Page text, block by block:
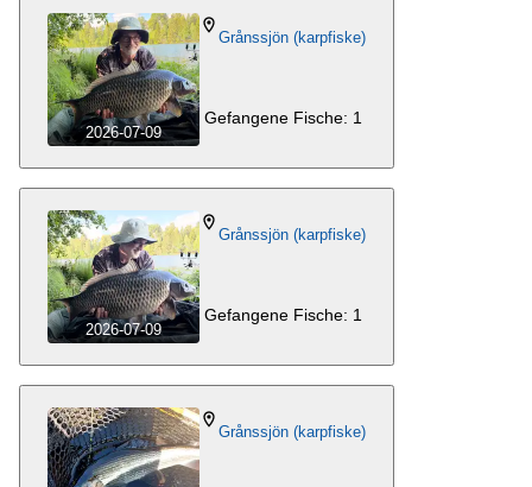
Homepage besuchen
2026-07-09
Grånssjön (karpfiske)
Gefangene Fische: 1
2026-07-09
Grånssjön (karpfiske)
Gefangene Fische: 1
Grånssjön (karpfiske)